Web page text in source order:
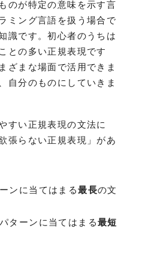
のが特定の意味を示す言
ミング言語を扱う場合で
識です。初心者のうちは
との多い正規表現です
ざまな場面で活用できま
自分のものにしていきま
すい正規表現の文法に
張らない正規表現」があ
ンに当てはまる最長の文
パターンに当てはまる最短